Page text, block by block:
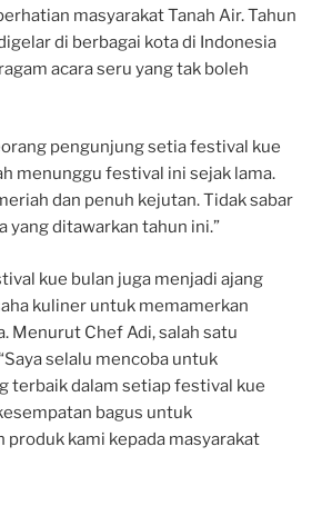
masyarakat Tanah Air. Tahun
di berbagai kota di Indonesia
acara seru yang tak boleh
pengunjung setia festival kue
menunggu festival ini sejak lama.
dan penuh kejutan. Tidak sabar
yang ditawarkan tahun ini.”
kue bulan juga menjadi ajang
kuliner untuk memamerkan
Menurut Chef Adi, salah satu
selalu mencoba untuk
terbaik dalam setiap festival kue
bagus untuk
produk kami kepada masyarakat